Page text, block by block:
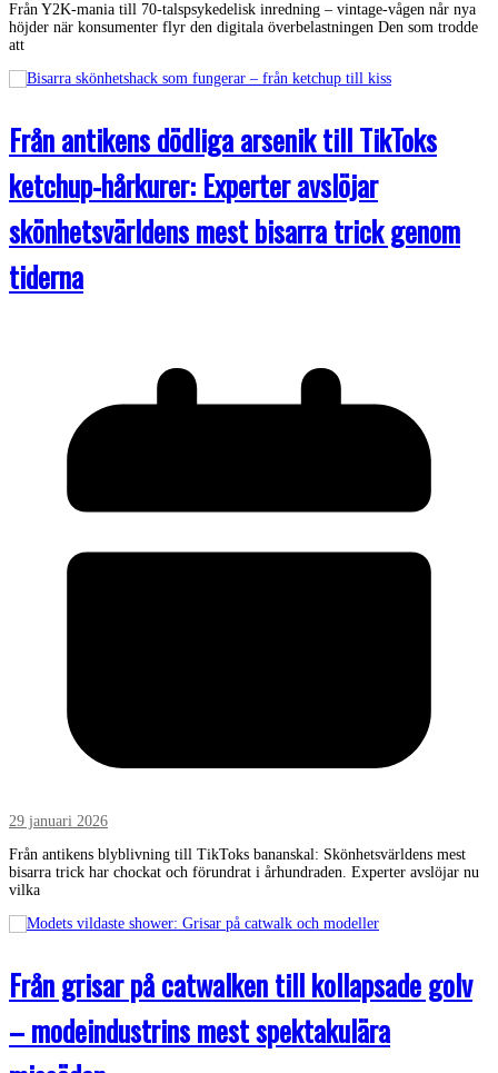
Från Y2K-mania till 70-talspsykedelisk inredning – vintage-vågen når nya
höjder när konsumenter flyr den digitala överbelastningen Den som trodde
att
Från antikens dödliga arsenik till TikToks
ketchup-hårkurer: Experter avslöjar
skönhetsvärldens mest bisarra trick genom
tiderna
29 januari 2026
Från antikens blyblivning till TikToks bananskal: Skönhetsvärldens mest
bisarra trick har chockat och förundrat i århundraden. Experter avslöjar nu
vilka
Från grisar på catwalken till kollapsade golv
– modeindustrins mest spektakulära